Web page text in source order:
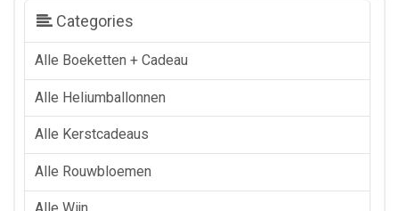
Categories
Alle Boeketten + Cadeau
Alle Heliumballonnen
Alle Kerstcadeaus
Alle Rouwbloemen